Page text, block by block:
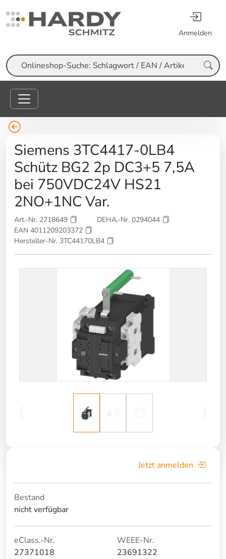
Anmelden
Suche
Siemens 3TC4417-0LB4
Schütz BG2 2p DC3+5 7,5A
bei 750VDC24V HS21
2NO+1NC Var.
Art.-Nr. 2718649
DEHA.-Nr. 0294044
EAN 4011209203372
Hersteller-Nr. 3TC44170LB4
Jetzt anmelden
Bestand
nicht verfügbar
eClass.-Nr.
27371018
WEEE-Nr.
23691322